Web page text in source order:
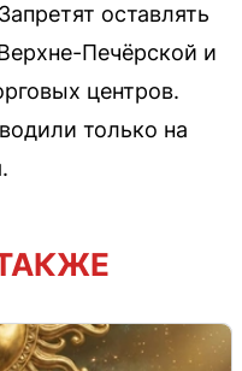
оставлять
Печёрской и
центров.
только на